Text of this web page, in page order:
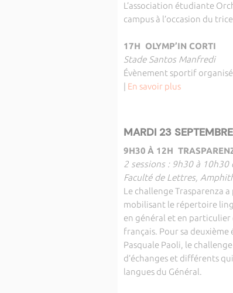
L’association étudiante
campus à l’occasion du
17H OLYMP’IN CORTI
Stade Santos Manfredi
Évènement sportif
En savoir plus
MARDI 23 SEPTEMBRE
9H30 À 12H
2 sessions : 9h30 à
Faculté de Lettres,
Le challenge Trasparenza
mobilisant le répertoire
en général et en particulier
français. Pour sa
Pasquale Paoli, le
d’échanges et différents
langues du Général.